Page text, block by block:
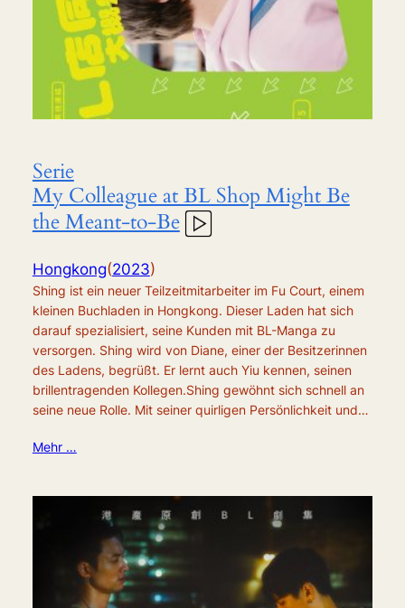
Serie
My Colleague at BL Shop Might Be
the Meant-to-Be
Hongkong(2023)
Shing ist ein neuer Teilzeitmitarbeiter im Fu Court, einem
kleinen Buchladen in Hongkong. Dieser Laden hat sich
darauf spezialisiert, seine Kunden mit BL-Manga zu
versorgen. Shing wird von Diane, einer der Besitzerinnen
des Ladens, begrüßt. Er lernt auch Yiu kennen, seinen
brillentragenden Kollegen.Shing gewöhnt sich schnell an
seine neue Rolle. Mit seiner quirligen Persönlichkeit und…
Mehr …